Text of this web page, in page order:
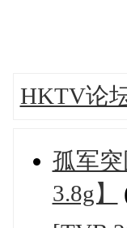
HKTV论
孤军
3.8g】